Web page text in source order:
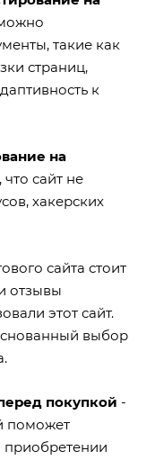
такие как
страниц,
к
на
что сайт не
хакерских
сайта стоит
отзывы
этот сайт.
выбор
покупкой -
поможет